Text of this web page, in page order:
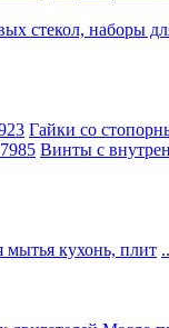
стекол, наборы
Гайки со
Винты с
мытья кухонь, плит